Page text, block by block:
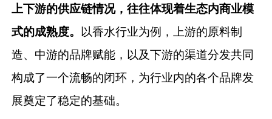
上下游的供应链情况，往往体现着生态内商业模
式的成熟度。 以香水行业为例，上游的原料制
造、中游的品牌赋能，以及下游的渠道分发共同
构成了一个流畅的闭环，为行业内的各个品牌发
展奠定了稳定的基础。